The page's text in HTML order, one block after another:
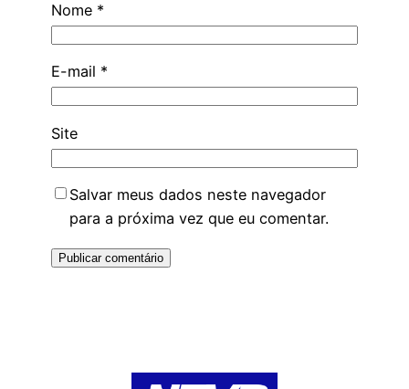
Nome *
E-mail *
Site
Salvar meus dados neste navegador
para a próxima vez que eu comentar.